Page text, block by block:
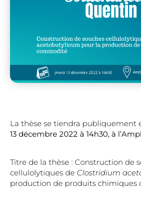
La thèse se tiendra publiquement
13 décembre 2022 à 14h30, à
Titre de la thèse : Construction de
cellulolytiques de Clostridium
production de produits chimiques